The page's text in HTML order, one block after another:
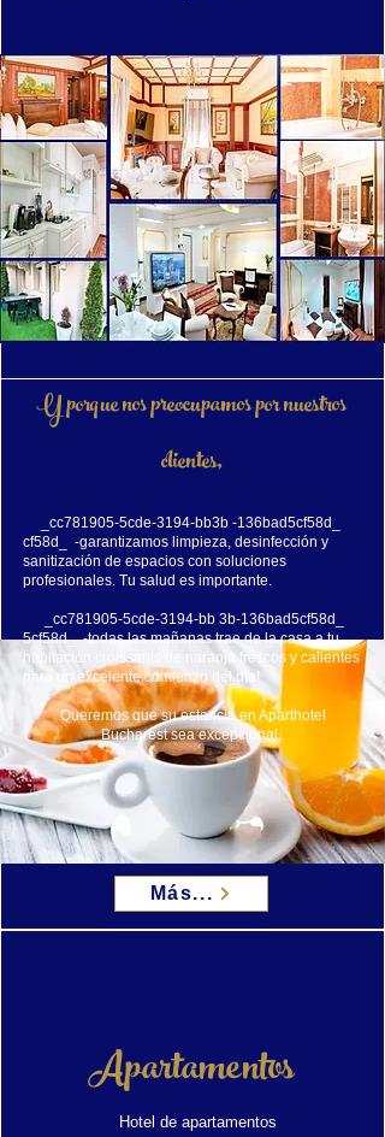
Y porque nos preocupamos por nuestros
clientes,
_cc781905-5cde-3194-bb3b -136bad5cf58d_
cf58d_ -garantizamos limpieza, desinfección y
sanitización de espacios con soluciones
profesionales. Tu salud es importante.
_cc781905-5cde-3194-bb 3b-136bad5cf58d_
5cf58d_ -todas las mañanas trae de la casa a tu
habitación croissants de naranja frescos y calientes
para un excelente comienzo del día!
Queremos que su estancia en Aparthotel
Bucharest sea excepcional.
Más...
Apartamentos
Hotel de apartamentos